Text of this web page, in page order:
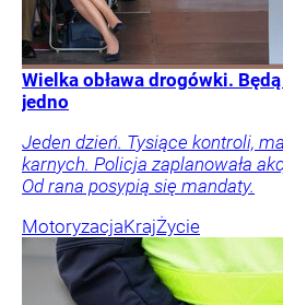
Wielka obława drogówki.
jedno
Jeden dzień. Tysiące kontroli,
karnych. Policja zaplanowała
Od rana posypią się mandaty.
MotoryzacjaKrajŻycie